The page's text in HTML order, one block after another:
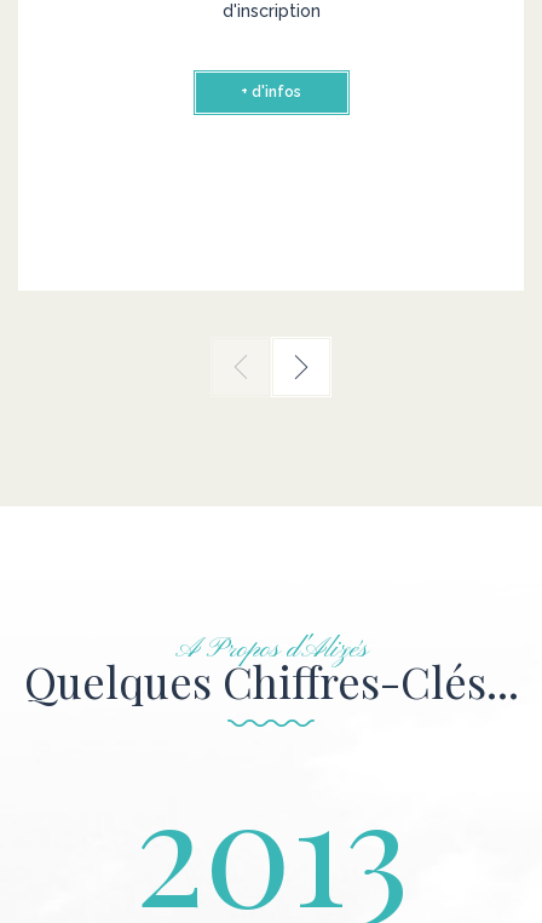
d'inscription
+ d'infos
A Propos d'Alizés
Quelques Chiffres-Clés...
2013